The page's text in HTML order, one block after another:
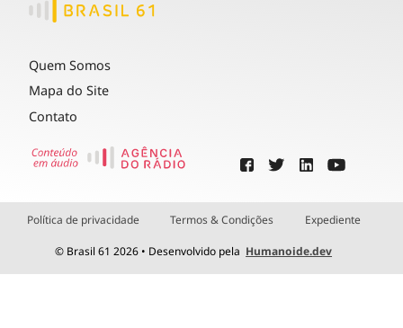
Quem Somos
Mapa do Site
Contato
Política de privacidade Termos & Condições Expediente
© Brasil 61 2026 • Desenvolvido pela Humanoide.dev